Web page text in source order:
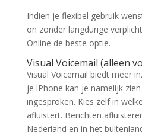
Indien je flexibel gebruik
on zonder langdurige
Online de beste optie.
Visual Voicemail (alleen
Visual Voicemail biedt meer
je iPhone kan je namelijk
ingesproken. Kies zelf in
afluistert. Berichten
Nederland en in het